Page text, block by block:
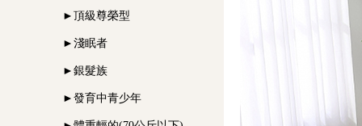
►頂級尊榮型
►淺眠者
►銀髮族
►發育中青少年